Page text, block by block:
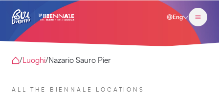
Eng
/ Luoghi/Nazario Sauro Pier
ALL THE BIENNALE LOCATIONS